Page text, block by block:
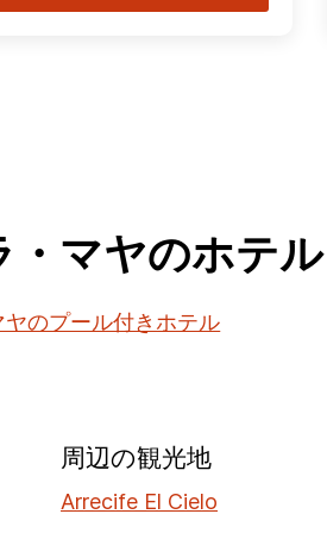
・マヤのホテ
ヤのプール付きホテル
周辺の観光地
Arrecife El Cielo